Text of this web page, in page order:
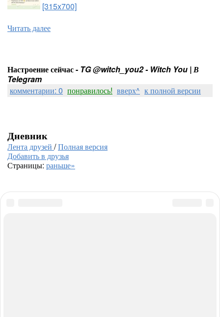
[315x700]
Читать далее
Настроение сейчас - TG @witch_you2 - Witch You | В
Telegram
комментарии: 0 понравилось! вверх^ к полной версии
Дневник
Лента друзей /Полная версия
Добавить в друзья
Страницы: раньше»